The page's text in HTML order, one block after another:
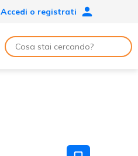
Accedi o registrati